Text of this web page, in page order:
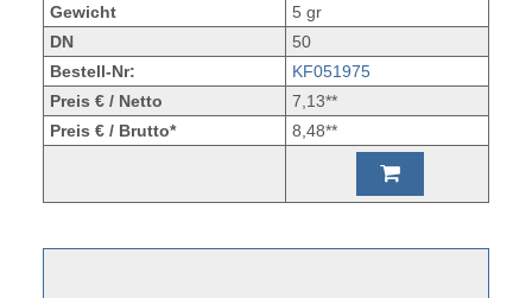
Gewicht
5 gr
DN
50
Bestell-Nr:
KF051975
Preis € / Netto
7,13**
Preis € / Brutto*
8,48**